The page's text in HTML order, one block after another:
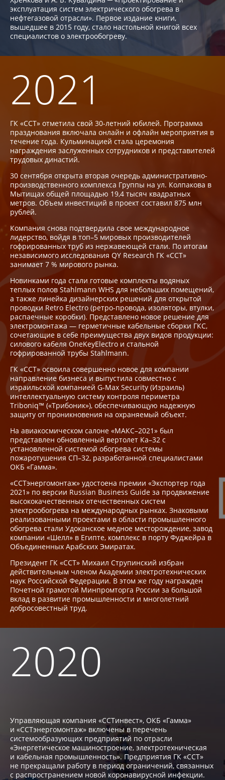
эксплуатация систем электрического обогрева в
нефтегазовой отрасли». Первое издание книги,
вышедшее в 2015 году, стало настольной книгой всех
специалистов о электрообогреву.
2021
ГК «ССТ» отметила свой 30-летний юбилей. Программа
празднования включала онлайн и офлайн мероприятия в
течение года. Кульминацией стала церемония
награждения заслуженных сотрудников и представителей
трудовых династий.
30 сентября открыта вторая очередь административно-
производственного комплекса Группы на ул. Колпакова в
Мытищах общей площадью 19,4 тысяч квадратных
метров. Объем инвестиций в проект составил 875 млн
рублей.
Компания снова подтвердила свое международное
лидерство, войдя в топ–5 мировых производителей
гофрированных труб из нержавеющей стали. По итогам
независимого исследования QY Research ГК «ССТ»
занимает 7 % мирового рынка.
Новинками года стали готовые комплекты водяных
теплых полов Stahlmann WHS для небольших помещений,
а также линейка дизайнерских решений для открытой
проводки Retro Electro (ретро-провода, изоляторы, втулки,
распаечные коробки). Представлено новое решение для
электромонтажа — герметичные кабельные сборки ГКС,
сочетающие в себе преимущества двух видов продукции:
силового кабеля OneKeyElectro и стальной
гофрированной трубы Stahlmann.
ГК «ССТ» освоила совершенно новое для компании
направление бизнеса и выпустила совместно с
израильской компанией G-Max Security (Израиль)
интеллектуальную систему контроля периметра
Triboniq™ («Трибоник»), обеспечивающую надежную
защиту от проникновения на охраняемый объект.
На авиакосмическом салоне «МАКС–2021» был
представлен обновленный вертолет Ка–32 с
установленной системой обогрева системы
пожаротушения СП–32, разработанной специалистами
ОКБ «Гамма».
«ССТэнергомонтаж» удостоена премии «Экспортер года
2021» по версии Russian Business Guide за продвижение
высококачественных отечественных систем
электрообогрева на международных рынках. Знаковыми
реализованными проектами в области промышленного
обогрева стали Удоканское медное месторождение, завод
компании «Шелл» в Египте, комплекс в порту Фуджейра в
Объединенных Арабских Эмиратах.
Президент ГК «ССТ» Михаил Струпинский избран
действительным членом Академии электротехнических
наук Российской Федерации. В этом же году награжден
Почетной грамотой Минпромторга России за большой
вклад в развитие промышленности и многолетний
добросовестный труд.
2020
Управляющая компания «ССТинвест», ОКБ «Гамма»
и «ССТэнергомонтаж» включены в перечень
системообразующих предприятий по отрасли
«Энергетическое машиностроение, электротехническая
и кабельная промышленность». Предприятия ГК «ССТ»
не прекращали работу в период ограничений, связанных
с распространением новой коронавирусной инфекции.